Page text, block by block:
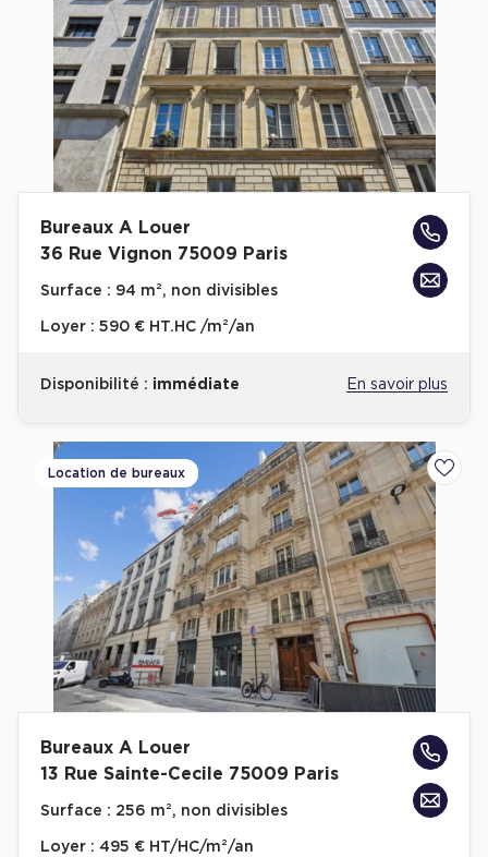
Bureaux A Louer
36 Rue Vignon 75009 Paris
Surface : 94 m², non divisibles
Loyer : 590 € HT.HC /m²/an
Disponibilité : immédiate En savoir plus
Location de bureaux
Bureaux A Louer
13 Rue Sainte-Cecile 75009 Paris
Surface : 256 m², non divisibles
Loyer : 495 € HT/HC/m²/an